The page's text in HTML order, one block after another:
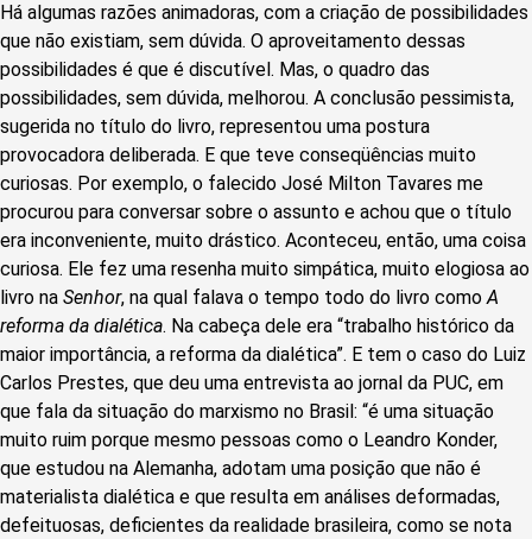
Há algumas razões animadoras, com a criação de possibilidades
que não existiam, sem dúvida. O aproveitamento dessas
possibilidades é que é discutível. Mas, o quadro das
possibilidades, sem dúvida, melhorou. A conclusão pessimista,
sugerida no título do livro, representou uma postura
provocadora deliberada. E que teve conseqüências muito
curiosas. Por exemplo, o falecido José Milton Tavares me
procurou para conversar sobre o assunto e achou que o título
era inconveniente, muito drástico. Aconteceu, então, uma coisa
curiosa. Ele fez uma resenha muito simpática, muito elogiosa ao
livro na Senhor, na qual falava o tempo todo do livro comoA
reforma da dialética. Na cabeça dele era “trabalho histórico da
maior importância, a reforma da dialética”. E tem o caso do Luiz
Carlos Prestes, que deu uma entrevista ao jornal da PUC, em
que fala da situação do marxismo no Brasil: “é uma situação
muito ruim porque mesmo pessoas como o Leandro Konder,
que estudou na Alemanha, adotam uma posição que não é
materialista dialética e que resulta em análises deformadas,
defeituosas, deficientes da realidade brasileira, como se nota